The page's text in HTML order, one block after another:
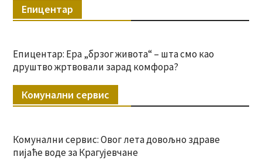
Епицентар
Епицентар: Ера „брзог живота“ – шта смо као
друштво жртвовали зарад комфора?
Комунални сервис
Комунални сервис: Овог лета довољно здраве
пијаће воде за Крагујевчане